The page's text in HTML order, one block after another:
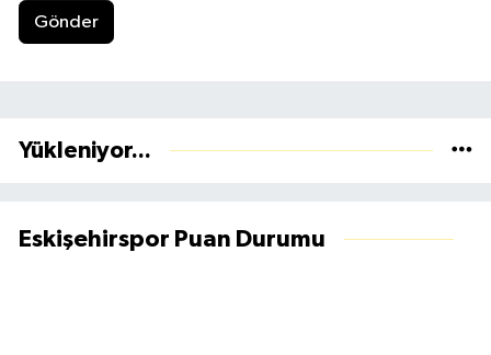
Gönder
Yükleniyor...
Eskişehirspor Puan Durumu